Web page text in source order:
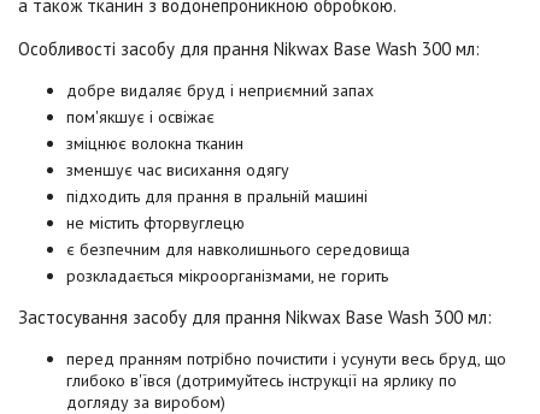
а також тканин з водонепроникною обробкою.
Особливості засобу для прання Nikwax Base Wash 300 мл:
добре видаляє бруд і неприємний запах
пом'якшує і освіжає
зміцнює волокна тканин
зменшує час висихання одягу
підходить для прання в пральній машині
не містить фторвуглецю
є безпечним для навколишнього середовища
розкладається мікроорганізмами, не горить
Застосування засобу для прання Nikwax Base Wash 300 мл:
перед пранням потрібно почистити і усунути весь бруд, що
глибоко в'ївся (дотримуйтесь інструкції на ярлику по
догляду за виробом)